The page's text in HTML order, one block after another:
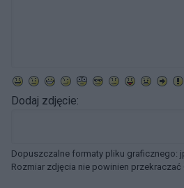
Dodaj zdjęcie:
Dopuszczalne formaty pliku graficznego:
Rozmiar zdjęcia nie powinien przekraczać